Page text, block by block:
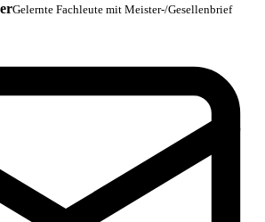
Gelernte Fachleute mit Meister-/Gesellenbrief